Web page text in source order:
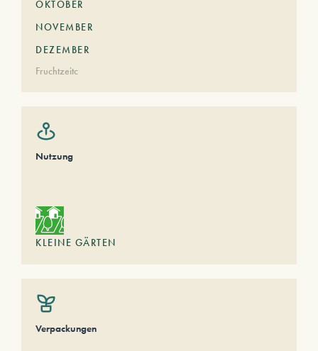
OKTOBER
NOVEMBER
DEZEMBER
Fruchtzeitc
Nutzung
KLEINE GÄRTEN
Verpackungen